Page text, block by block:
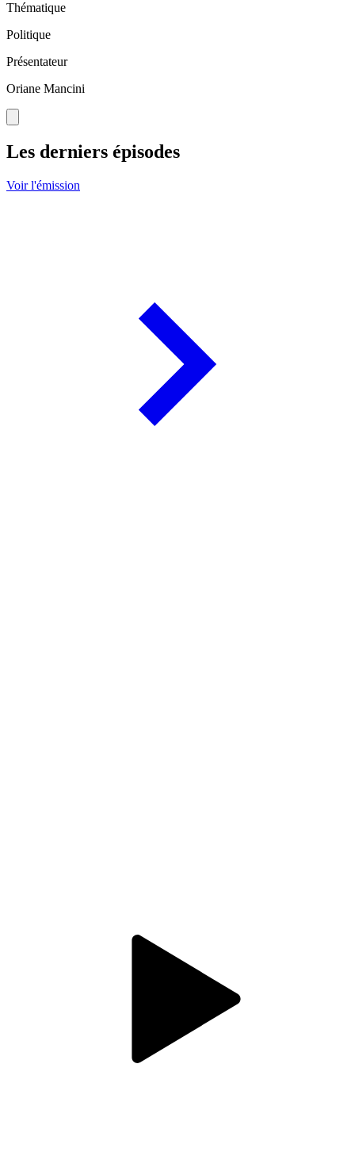
Thématique
Politique
Présentateur
Oriane Mancini
Les derniers épisodes
Voir l'émission